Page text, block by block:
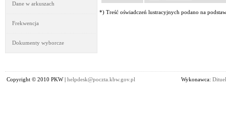
Dane w arkuszach
Frekwencja
Dokumenty wyborcze
*) Treść oświadczeń lustracyjnych podano na
Copyright © 2010 PKW | helpdesk@poczta.kbw.gov.pl Wykonawca: